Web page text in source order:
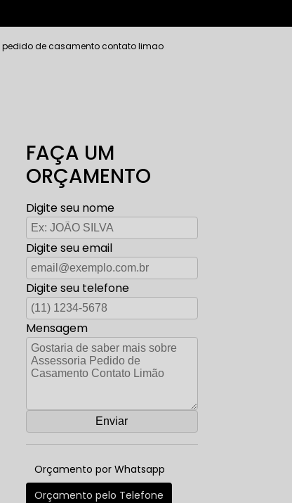
pedido de casamento contato limao
FAÇA UM
ORÇAMENTO
Digite seu nome
Digite seu email
Digite seu telefone
Mensagem
Orçamento por Whatsapp
Orçamento pelo Telefone